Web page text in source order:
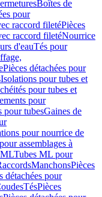
Boîtes de
pour
raccord filetéPièces
raccord filetéNourrice
d'eauTés pour
Pièces détachées pour
Isolations pour tubes et
pour tubes et
pour
pour tubesGaines de
pour nourrice de
assemblages à
Tubes ML pour
ManchonsPièces
détachées pour
TésPièces